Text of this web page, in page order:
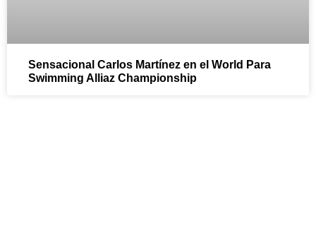
Sensacional Carlos Martínez en el World Para
Swimming Alliaz Championship